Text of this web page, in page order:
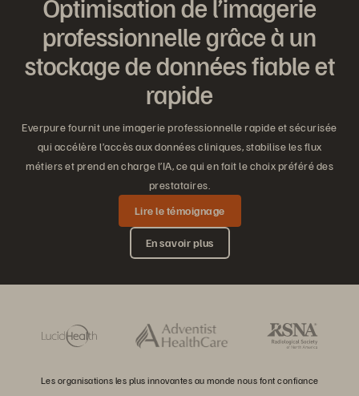
Optimisation de l’imagerie
professionnelle grâce à un
stockage de données fiable et
rapide
Everpure fournit une imagerie professionnelle rapide et sécurisée
qui accélère l’accès aux données cliniques, stabilise les flux
métiers et prend en charge l’IA, ce qui en fait le choix préféré des
prestataires.
Lire le témoignage
En savoir plus
Les organisations les plus innovantes au monde nous font confiance